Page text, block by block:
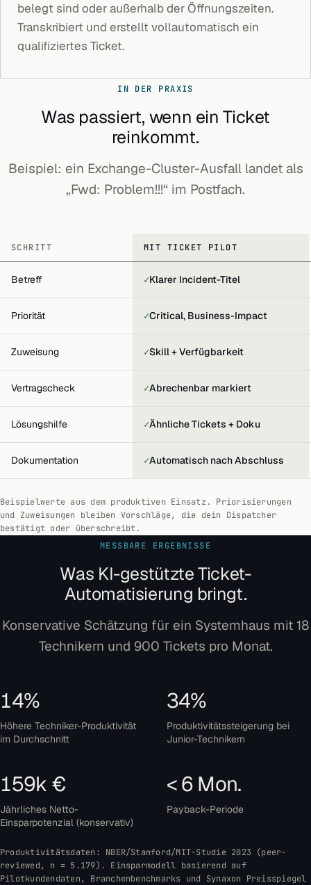
belegt sind oder außerhalb der Öffnungszeiten.
Transkribiert und erstellt vollautomatisch ein
qualifiziertes Ticket.
IN DER PRAXIS
Was passiert, wenn ein Ticket
reinkommt.
Beispiel: ein Exchange-Cluster-Ausfall landet als
„Fwd: Problem!!!“ im Postfach.
SCHRITT MIT TICKET PILOT
Betreff ✓
Ja.Klarer Incident-Titel
Priorität ✓
Ja.Critical, Business-Impact
Zuweisung ✓
Ja.Skill + Verfügbarkeit
Vertragscheck ✓
Ja.Abrechenbar markiert
Lösungshilfe ✓
Ja.Ähnliche Tickets + Doku
Dokumentation ✓
Ja.Automatisch nach Abschluss
Beispielwerte aus dem produktiven Einsatz. Priorisierungen
und Zuweisungen bleiben Vorschläge, die dein Dispatcher
bestätigt oder überschreibt.
MESSBARE ERGEBNISSE
Was KI-gestützte Ticket-
Automatisierung bringt.
Konservative Schätzung für ein Systemhaus mit 18
Technikern und 900 Tickets pro Monat.
14%
Höhere Techniker-Produktivität
im Durchschnitt
34%
Produktivitätssteigerung bei
Junior-Technikern
159k €
Jährliches Netto-
Einsparpotenzial (konservativ)
< 6 Mon.
Payback-Periode
Produktivitätsdaten: NBER/Stanford/MIT-Studie 2023 (peer-
reviewed, n = 5.179). Einsparmodell basierend auf
Pilotkundendaten, Branchenbenchmarks und Synaxon Preisspiegel